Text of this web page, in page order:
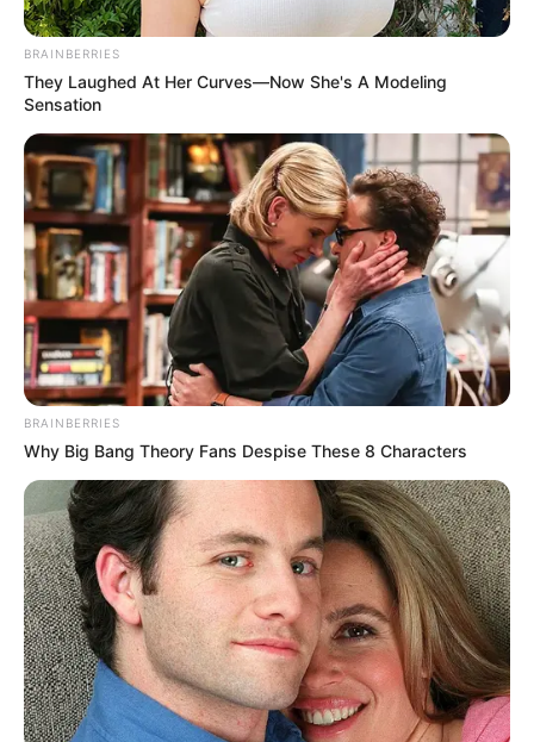
BRAINBERRIES
They Laughed At Her Curves—Now She's A Modeling
Sensation
BRAINBERRIES
Why Big Bang Theory Fans Despise These 8 Characters